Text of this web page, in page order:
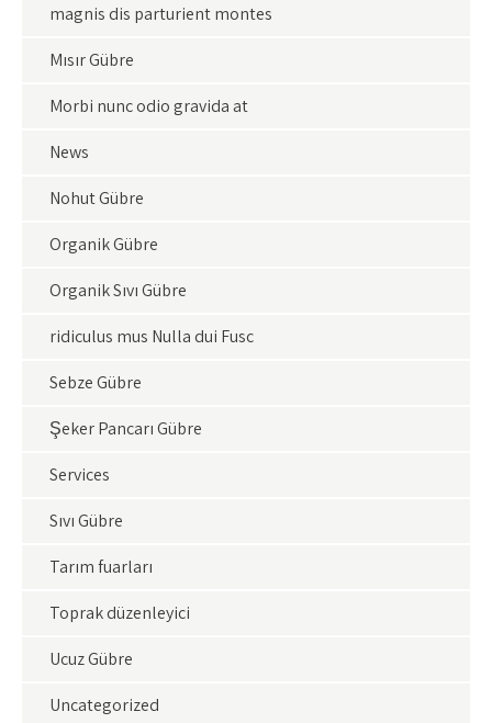
magnis dis parturient montes
Mısır Gübre
Morbi nunc odio gravida at
News
Nohut Gübre
Organik Gübre
Organik Sıvı Gübre
ridiculus mus Nulla dui Fusc
Sebze Gübre
Şeker Pancarı Gübre
Services
Sıvı Gübre
Tarım fuarları
Toprak düzenleyici
Ucuz Gübre
Uncategorized